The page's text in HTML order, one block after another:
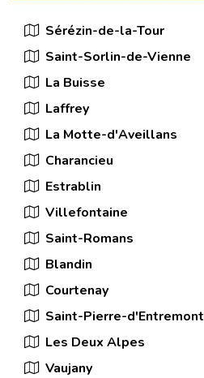
Sérézin-de-la-Tour
Saint-Sorlin-de-Vienne
La Buisse
Laffrey
La Motte-d'Aveillans
Charancieu
Estrablin
Villefontaine
Saint-Romans
Blandin
Courtenay
Saint-Pierre-d'Entremont
Les Deux Alpes
Vaujany